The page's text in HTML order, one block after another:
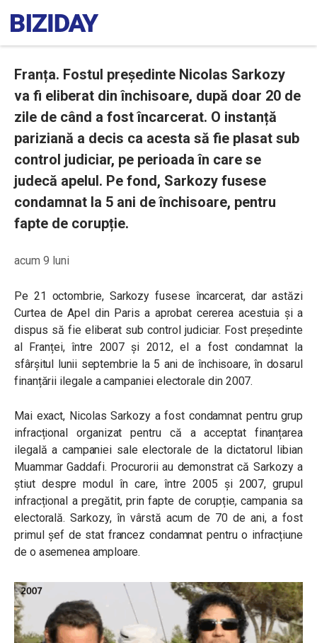
Franța. Fostul președinte Nicolas Sarkozy
va fi eliberat din închisoare, după doar 20 de
zile de când a fost încarcerat. O instanță
pariziană a decis ca acesta să fie plasat sub
control judiciar, pe perioada în care se
judecă apelul. Pe fond, Sarkozy fusese
condamnat la 5 ani de închisoare, pentru
fapte de corupție.
acum 9 luni
Pe 21 octombrie, Sarkozy fusese încarcerat, dar astăzi
Curtea de Apel din Paris a aprobat cererea acestuia și a
dispus să fie eliberat sub control judiciar. Fost președinte
al Franței, între 2007 și 2012, el a fost condamnat la
sfârșitul lunii septembrie la 5 ani de închisoare, în dosarul
finanțării ilegale a campaniei electorale din 2007.
Mai exact, Nicolas Sarkozy a fost condamnat pentru grup
infracțional organizat pentru că a acceptat finanțarea
ilegală a campaniei sale electorale de la dictatorul libian
Muammar Gaddafi. Procurorii au demonstrat că Sarkozy a
știut despre modul în care, între 2005 și 2007, grupul
infracțional a pregătit, prin fapte de corupție, campania sa
electorală. Sarkozy, în vârstă acum de 70 de ani, a fost
primul șef de stat francez condamnat pentru o infracțiune
de o asemenea amploare.